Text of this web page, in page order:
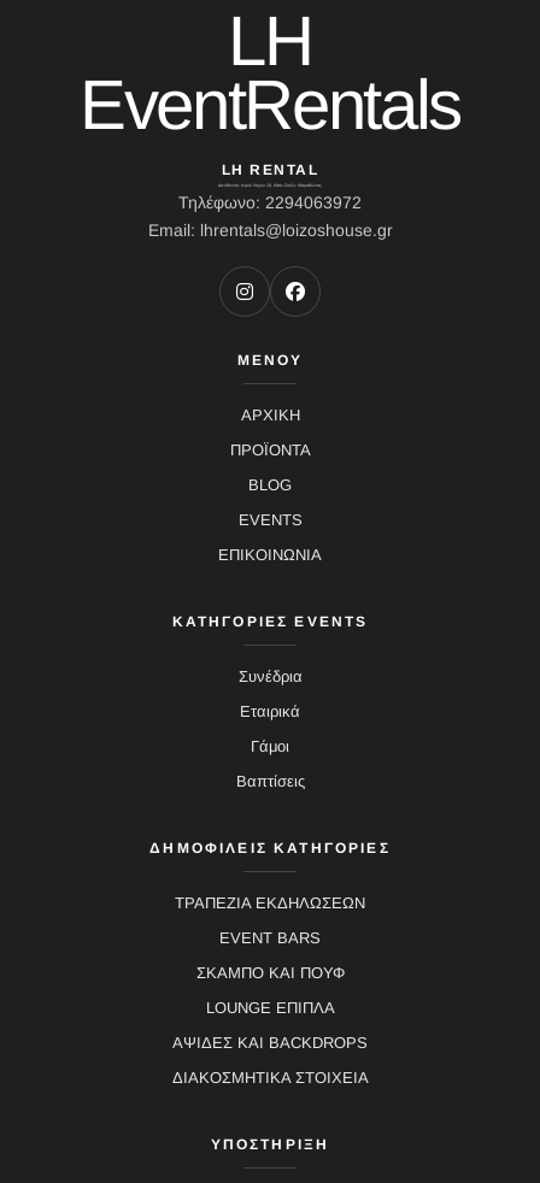
LH
EventRentals
LH RENTAL
Διεύθυνση: Ιερού Λόχου 10, Κάτω Σούλι, Μαραθώνας
Τηλέφωνο: 2294063972
Email: lhrentals@loizoshouse.gr
ΜΕΝΟΥ
ΑΡΧΙΚΗ
ΠΡΟΪΟΝΤΑ
BLOG
EVENTS
ΕΠΙΚΟΙΝΩΝΙΑ
ΚΑΤΗΓΟΡΙΕΣ EVENTS
Συνέδρια
Εταιρικά
Γάμοι
Βαπτίσεις
ΔΗΜΟΦΙΛΕΙΣ ΚΑΤΗΓΟΡΙΕΣ
ΤΡΑΠΕΖΙΑ ΕΚΔΗΛΩΣΕΩΝ
EVENT BARS
ΣΚΑΜΠΟ ΚΑΙ ΠΟΥΦ
LOUNGE ΕΠΙΠΛΑ
ΑΨΙΔΕΣ ΚΑΙ BACKDROPS
ΔΙΑΚΟΣΜΗΤΙΚΑ ΣΤΟΙΧΕΙΑ
ΥΠΟΣΤΗΡΙΞΗ